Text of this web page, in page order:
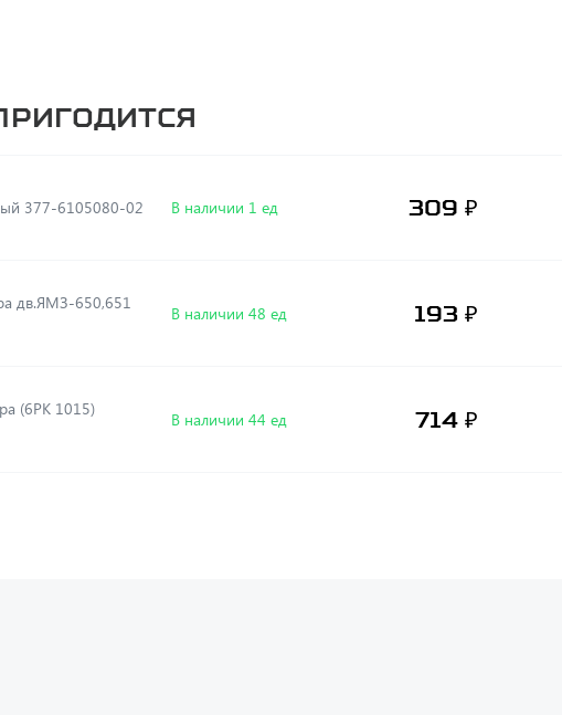
377-6105080-02 В наличии 1 ед 309 ₽
дв.ЯМЗ-650,651
В наличии 48 ед 193 ₽
(6РК 1015)
В наличии 44 ед 714 ₽